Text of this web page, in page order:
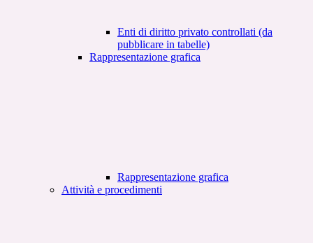
Enti di diritto privato controllati (da
pubblicare in tabelle)
Rappresentazione grafica
Rappresentazione grafica
Attività e procedimenti